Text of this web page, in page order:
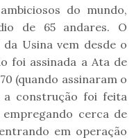
do mundo,
de 65 andares. O
Usina vem desde o
foi assinada a Ata de
(quando assinaram o
a construção foi feita
cerca de
em operação